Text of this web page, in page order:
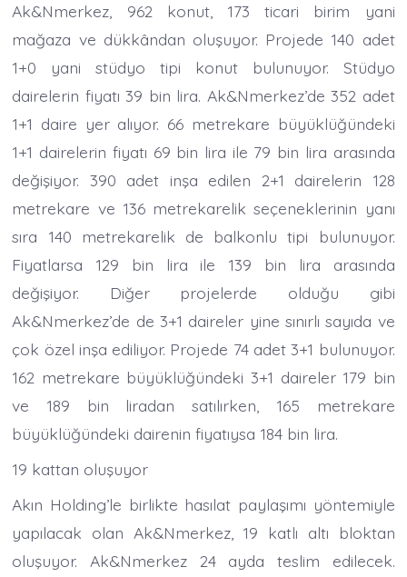
Ak&Nmerkez, 962 konut, 173 ticari birim yani
mağaza ve dükkândan oluşuyor. Projede 140 adet
1+0 yani stüdyo tipi konut bulunuyor. Stüdyo
dairelerin fiyatı 39 bin lira. Ak&Nmerkez’de 352 adet
1+1 daire yer alıyor. 66 metrekare büyüklüğündeki
1+1 dairelerin fiyatı 69 bin lira ile 79 bin lira arasında
değişiyor. 390 adet inşa edilen 2+1 dairelerin 128
metrekare ve 136 metrekarelik seçeneklerinin yanı
sıra 140 metrekarelik de balkonlu tipi bulunuyor.
Fiyatlarsa 129 bin lira ile 139 bin lira arasında
değişiyor. Diğer projelerde olduğu gibi
Ak&Nmerkez’de de 3+1 daireler yine sınırlı sayıda ve
çok özel inşa ediliyor. Projede 74 adet 3+1 bulunuyor.
162 metrekare büyüklüğündeki 3+1 daireler 179 bin
ve 189 bin liradan satılırken, 165 metrekare
büyüklüğündeki dairenin fiyatıysa 184 bin lira.
19 kattan oluşuyor
Akın Holding’le birlikte hasılat paylaşımı yöntemiyle
yapılacak olan Ak&Nmerkez, 19 katlı altı bloktan
oluşuyor. Ak&Nmerkez 24 ayda teslim edilecek.